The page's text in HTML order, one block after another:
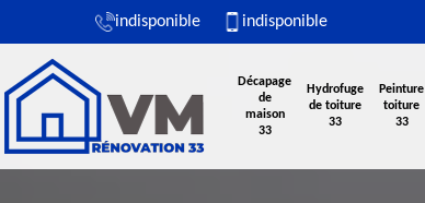
indisponible indisponible
Décapage
de
maison
33
Hydrofuge
de toiture
33
Peinture
toiture
33